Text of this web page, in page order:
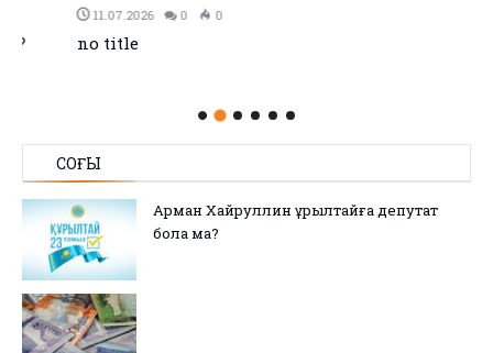
11.07.2026 0 0
no title
СОҢҒЫ
Арман Хайруллин Құрылтайға депутат
бола ма?